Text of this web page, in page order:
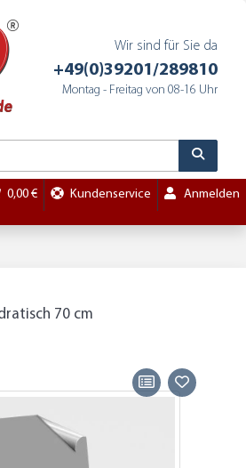
Wir sind für Sie da
+49(0)39201/289810
Montag - Freitag von 08-16 Uhr
0,00 € Kundenservice Anmelden
70 cm